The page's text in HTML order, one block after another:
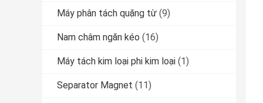
Máy phân tách quặng từ (9)
Nam châm ngăn kéo (16)
Máy tách kim loại phi kim loại (1)
Separator Magnet (11)